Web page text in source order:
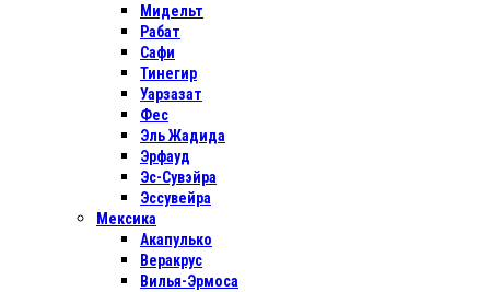
Мидельт
Рабат
Сафи
Тинегир
Уарзазат
Фес
Эль Жадида
Эрфауд
Эс-Сувэйра
Эссувейра
Мексика
Акапулько
Веракрус
Вилья-Эрмоса